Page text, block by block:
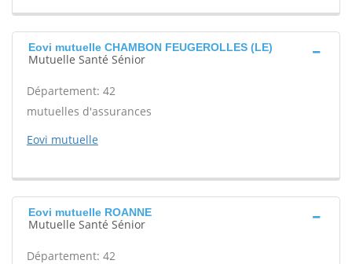
Eovi mutuelle CHAMBON FEUGEROLLES (LE)
Mutuelle Santé Sénior
Département: 42
mutuelles d'assurances
Eovi mutuelle
Eovi mutuelle ROANNE
Mutuelle Santé Sénior
Département: 42